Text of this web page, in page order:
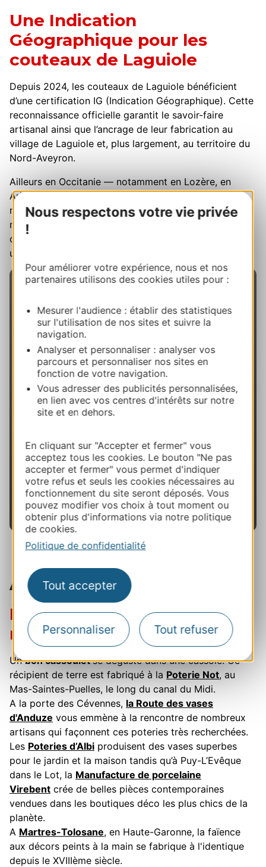
Nous respectons votre vie privée
!
Pour améliorer votre expérience, nous et nos
partenaires utilisons des cookies utiles pour :
Mesurer l'audience : établir des statistiques
sur l'utilisation de nos sites et suivre la
navigation.
Analyser et personnaliser : analyser vos
parcours et personnaliser nos sites en
fonction de votre navigation.
Vous adresser des publicités personnalisées,
en lien avec vos centres d'intérêts sur notre
site et en dehors.
En cliquant sur "Accepter et fermer" vous
acceptez tous les cookies. Le bouton "Ne pas
accepter et fermer" vous permet d'indiquer
votre refus et seuls les cookies nécessaires au
fonctionnement du site seront déposés. Vous
pouvez modifier vos choix à tout moment ou
obtenir plus d'informations via notre politique
de cookies.
Politique de confidentialité
Tout accepter
Personnaliser Tout refuser
Une Indication
Géographique pour les
couteaux de Laguiole
Depuis 2024, les couteaux de Laguiole bénéficient
d’une certification IG (Indication Géographique). Cette
reconnaissance officielle garantit le savoir-faire
artisanal ainsi que l’ancrage de leur fabrication au
village de Laguiole et, plus largement, au territoire du
Nord-Aveyron.
Ailleurs en Occitanie — notamment en Lozère, en
Ariège ou dans le Tarn — d’autres artisans couteliers
réalisent également de belles lames. Ils proposent des
répliques fidèles des couteaux paysans traditionnels
ou des interprétations contemporaines adaptées aux
usages et aux tables d’aujourd’hui.
Collectif Tourisme de
Savoir-Faire
Plus de30 entreprises d’Occitaniese sont
réunies pour vous inviter àdécouvrir leurs
métiers et leurs savoir-Faire
fabricants d’avions, producteurs d’huile d’olive, de
chocolat ou de papier et vous ouvrent leurs
portes le temps d’une visite guidée ou d’un atelier.
En savoir plus
Arts de la table
Potiers et faïenciers vous
mettent en appétit
Unbon cassouletse déguste dans une cassole. Ce
récipient de terre est fabriqué à la Poterie Not, au
Mas-Saintes-Puelles, le long du canal du Midi.
A la porte des Cévennes, la Route des vases
d'Anduze vous emmène à la rencontre de nombreux
artisans qui façonnent ces poteries très recherchées.
Les Poteries d’Albi produisent des vases superbes
pour le jardin et la maison tandis qu’à Puy-L’Evêque
dans le Lot, la Manufacture de porcelaine
Virebent crée de belles pièces contemporaines
vendues dans les boutiques déco les plus chics de la
planète.
A Martres-Tolosane, en Haute-Garonne, la faïence
aux décors peints à la main se fabrique à l'identique
depuis le XVIIIème siècle.